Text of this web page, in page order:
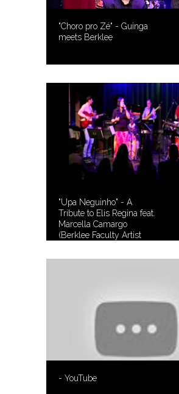
"Choro pro Zé" - Guinga
meets Berklee
"Upa Neguinho" - A
Tribute to Elis Regina feat.
Marcella Camargo
(Berklee Faculty Artist
- YouTube